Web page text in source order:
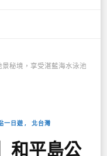
景秘境，享受湛藍海水泳池
一日遊 北台灣
和平島公